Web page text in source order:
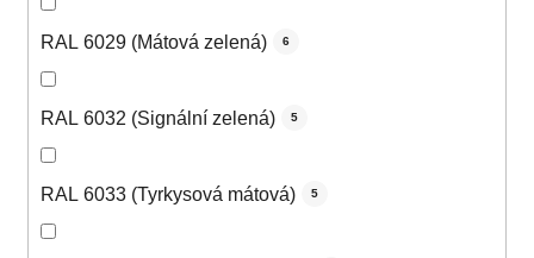
RAL 6029 (Mátová zelená) 6
RAL 6032 (Signální zelená) 5
RAL 6033 (Tyrkysová mátová) 5